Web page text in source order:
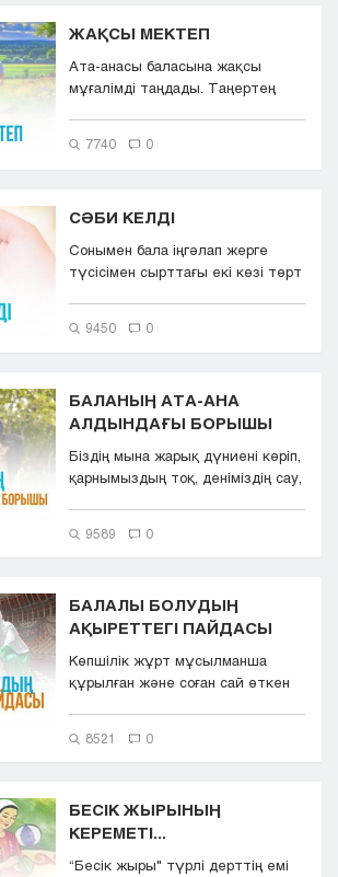
ЖАҚСЫ МЕКТЕП
Ата-анасы баласына жақсы
мұғалімді таңдады. Таңертең
7740 0
СӘБИ КЕЛДІ
Сонымен бала іңгәлап жерге
түсісімен сырттағы екі көзі төрт
9450 0
БАЛАНЫҢ АТА-АНА
АЛДЫНДАҒЫ БОРЫШЫ
Біздің мына жарық дүниені көріп,
қарнымыздың тоқ, деніміздің сау,
9589 0
БАЛАЛЫ БОЛУДЫҢ
АҚЫРЕТТЕГІ ПАЙДАСЫ
Көпшілік жұрт мұсылманша
құрылған және соған сай өткен
8521 0
БЕСІК ЖЫРЫНЫҢ
КЕРЕМЕТІ...
“Бесік жыры" түрлі дерттің емі